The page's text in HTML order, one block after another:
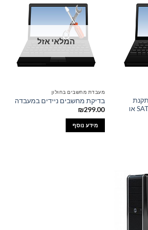
מערכת- דיסק 1 טרה SATA או
המלאי אזל
מעבדת מחשבים בחולון
בדיקת מחשבים ניידים במעבדה
₪299.00
מידע נוסף